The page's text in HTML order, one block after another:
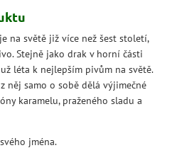
na světě již více než šest století,
Stejně jako drak v horní části
léta k nejlepším pivům na světě.
něj samo o sobě dělá výjimečné
karamelu, praženého sladu a
jména.